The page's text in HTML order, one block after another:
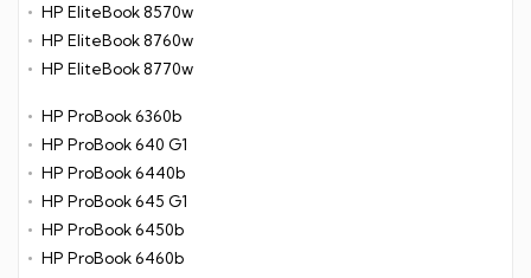
HP EliteBook 8570w
HP EliteBook 8760w
HP EliteBook 8770w
HP ProBook 6360b
HP ProBook 640 G1
HP ProBook 6440b
HP ProBook 645 G1
HP ProBook 6450b
HP ProBook 6460b